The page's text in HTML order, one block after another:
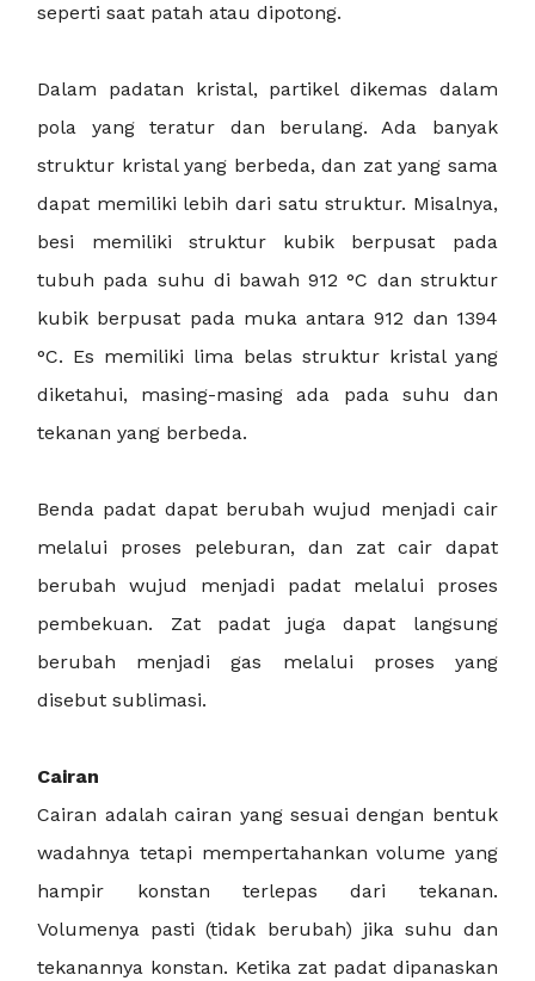
seperti saat patah atau dipotong.
Dalam padatan kristal, partikel dikemas dalam
pola yang teratur dan berulang. Ada banyak
struktur kristal yang berbeda, dan zat yang sama
dapat memiliki lebih dari satu struktur. Misalnya,
besi memiliki struktur kubik berpusat pada
tubuh pada suhu di bawah 912 °C dan struktur
kubik berpusat pada muka antara 912 dan 1394
°C. Es memiliki lima belas struktur kristal yang
diketahui, masing-masing ada pada suhu dan
tekanan yang berbeda.
Benda padat dapat berubah wujud menjadi cair
melalui proses peleburan, dan zat cair dapat
berubah wujud menjadi padat melalui proses
pembekuan. Zat padat juga dapat langsung
berubah menjadi gas melalui proses yang
disebut sublimasi.
Cairan
Cairan adalah cairan yang sesuai dengan bentuk
wadahnya tetapi mempertahankan volume yang
hampir konstan terlepas dari tekanan.
Volumenya pasti (tidak berubah) jika suhu dan
tekanannya konstan. Ketika zat padat dipanaskan